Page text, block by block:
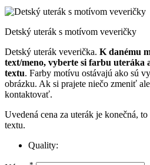
Detský uterák s motívom veveričky
Detský uterák veverička. K danému
text/meno, vyberte si farbu uteráka
textu. Farby motívu ostávajú ako sú
obrázku. Ak si prajete niečo zmeniť
kontaktovať.
Uvedená cena za uterák je konečná,
textu.
Quality: